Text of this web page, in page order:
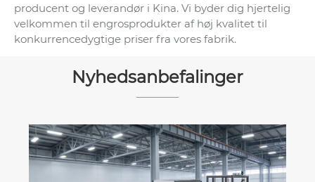
producent og leverandør i Kina. Vi byder dig hjertelig
velkommen til engrosprodukter af høj kvalitet til
konkurrencedygtige priser fra vores fabrik.
Nyhedsanbefalinger
Non-Woven Pose Making